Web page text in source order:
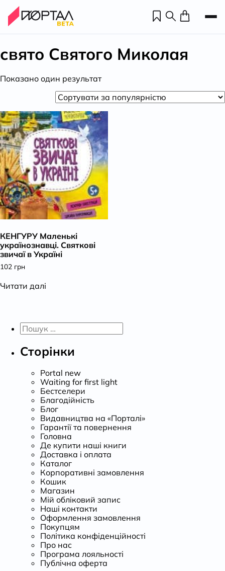
свято Святого Миколая
Показано один результат
КЕНГУРУ Маленькі
українознавці. Святкові
звичаї в Україні
102 грн
Читати далі
Пошук:
Сторінки
Portal new
Waiting for first light
Бестселери
Благодійність
Блог
Видавництва на «Порталі»
Гарантії та повернення
Головна
Де купити наші книги
Доставка і оплата
Каталог
Корпоративні замовлення
Кошик
Магазин
Мій обліковий запис
Наші контакти
Оформлення замовлення
Покупцям
Політика конфіденційності
Про нас
Програма лояльності
Публічна оферта